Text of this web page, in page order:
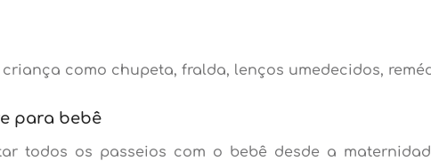
como chupeta, fralda, lenços umedecidos,
para bebê
todos os passeios com o bebê desde a